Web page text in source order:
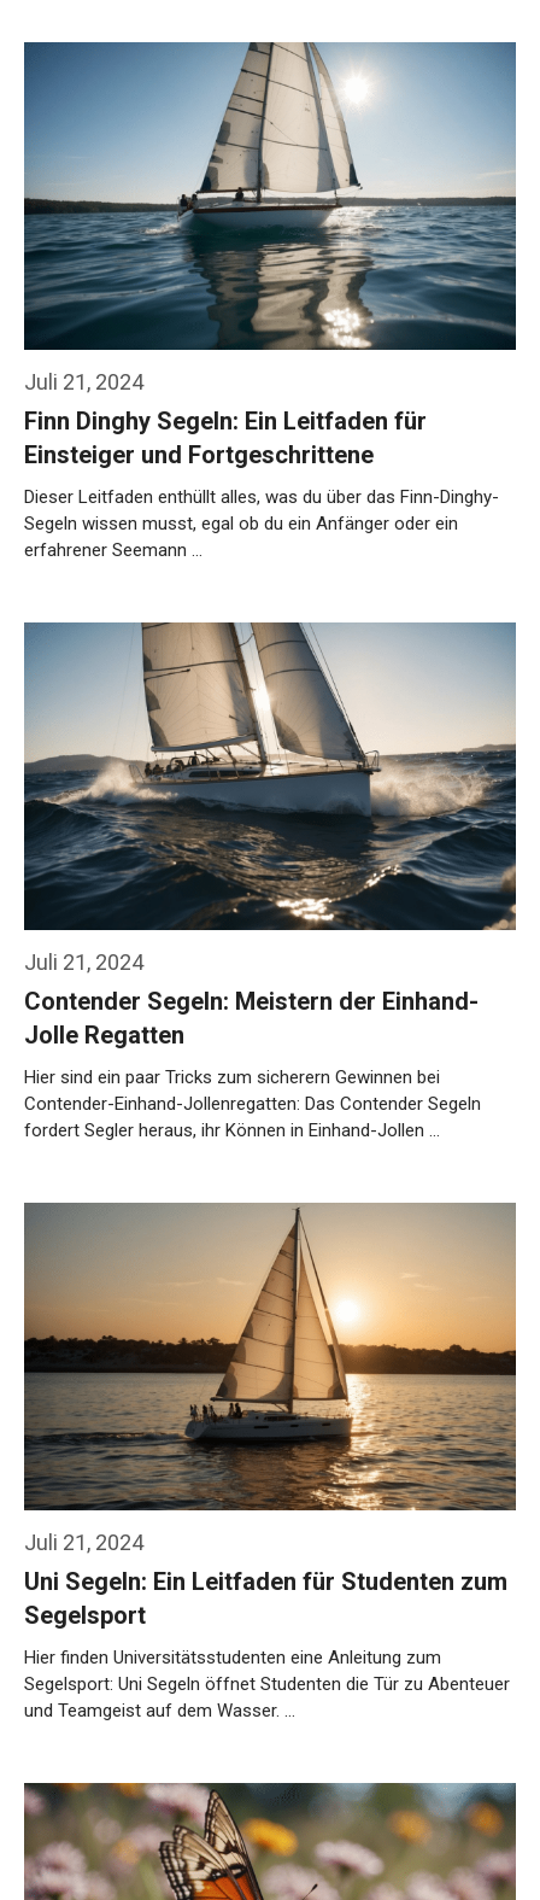
Juli 21, 2024
Finn Dinghy Segeln: Ein Leitfaden für
Einsteiger und Fortgeschrittene
Dieser Leitfaden enthüllt alles, was du über das Finn-Dinghy-
Segeln wissen musst, egal ob du ein Anfänger oder ein
erfahrener Seemann …
Juli 21, 2024
Contender Segeln: Meistern der Einhand-
Jolle Regatten
Hier sind ein paar Tricks zum sicherern Gewinnen bei
Contender-Einhand-Jollenregatten: Das Contender Segeln
fordert Segler heraus, ihr Können in Einhand-Jollen …
Juli 21, 2024
Uni Segeln: Ein Leitfaden für Studenten zum
Segelsport
Hier finden Universitätsstudenten eine Anleitung zum
Segelsport: Uni Segeln öffnet Studenten die Tür zu Abenteuer
und Teamgeist auf dem Wasser. …